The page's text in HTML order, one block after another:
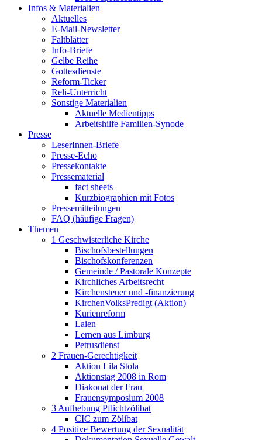
Infos & Materialien
Aktuelles
E-Mail-Newsletter
Faltblätter
Info-Briefe
Gelbe Reihe
Gottesdienste
Reform-Ticker
Reli-Unterricht
Sonstige Materialien
Aktuelle Medientipps
Arbeitshilfe Familien-Synode
Presse
LeserInnen-Briefe
Presse-Echo
Pressekontakte
Pressematerial
fact sheets
Kurzbiographien mit Fotos
Pressemitteilungen
FAQ (häufige Fragen)
Themen
1 Geschwisterliche Kirche
Bischofsbestellungen
Bischofskonferenzen
Gemeinde / Pastorale Konzepte
Kirchliches Arbeitsrecht
Kirchensteuer und -finanzierung
KirchenVolksPredigt (Aktion)
Kurienreform
Laien
Lernen aus Limburg
Petrusdienst
2 Frauen-Gerechtigkeit
Aktion Lila Stola
Aktionstag 2008 in Rom
Diakonat der Frau
Frauensymposium 2008
3 Aufhebung Pflichtzölibat
CIC zum Zölibat
4 Positive Bewertung der Sexualität